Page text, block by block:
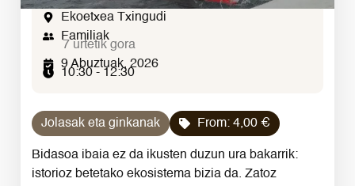
Ekoetxea Txingudi
Familiak
7 urtetik gora
9 Abuztuak, 2026
10:30 - 12:30
Jolasak eta ginkanak From: 4,00 €
Bidasoa ibaia ez da ikusten duzun ura bakarrik:
istorioz betetako ekosistema bizia da. Zatoz